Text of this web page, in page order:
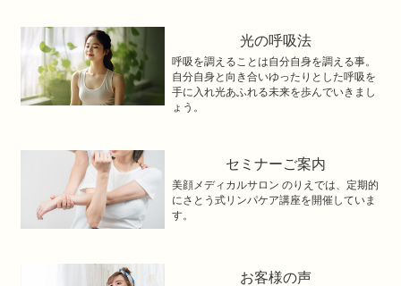
光の呼吸法
呼吸を調えることは自分自身を調える事。
自分自身と向き合いゆったりとした呼吸を
手に入れ光あふれる未来を歩んでいきまし
ょう。
セミナーご案内
美顔メディカルサロン のりえでは、定期的
にさとう式リンパケア講座を開催していま
す。
お客様の声